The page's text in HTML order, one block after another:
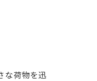
な荷物を迅